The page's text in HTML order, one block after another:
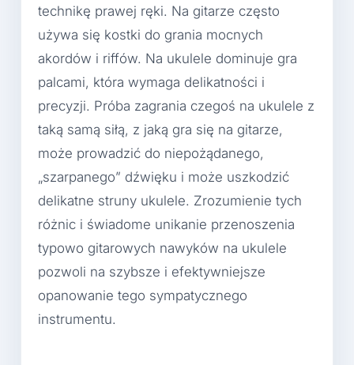
technikę prawej ręki. Na gitarze często
używa się kostki do grania mocnych
akordów i riffów. Na ukulele dominuje gra
palcami, która wymaga delikatności i
precyzji. Próba zagrania czegoś na ukulele z
taką samą siłą, z jaką gra się na gitarze,
może prowadzić do niepożądanego,
„szarpanego” dźwięku i może uszkodzić
delikatne struny ukulele. Zrozumienie tych
różnic i świadome unikanie przenoszenia
typowo gitarowych nawyków na ukulele
pozwoli na szybsze i efektywniejsze
opanowanie tego sympatycznego
instrumentu.